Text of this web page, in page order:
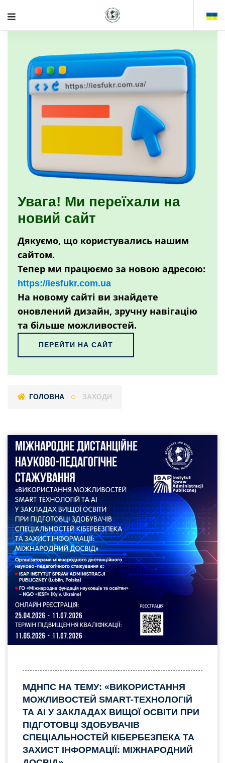
Увага! Ми переїхали на
новий сайт
Дякуємо, що користувались нашим
сайтом.
Тепер ми працюємо за новою адресою:
https://iesfukr.com.ua
На новому сайті ви знайдете
оновлений дизайн, зручну навігацію
та більше можливостей.
ПЕРЕЙТИ НА САЙТ
ГОЛОВНА ЗАХОДИ
МДНПС НА ТЕМУ: «ВИКОРИСТАННЯ
МОЖЛИВОСТЕЙ SMART-ТЕХНОЛОГІЙ
ТА AI У ЗАКЛАДАХ ВИЩОЇ ОСВІТИ ПРИ
ПІДГОТОВЦІ ЗДОБУВАЧІВ
СПЕЦІАЛЬНОСТЕЙ КІБЕРБЕЗПЕКА ТА
ЗАХИСТ ІНФОРМАЦІЇ: МІЖНАРОДНИЙ